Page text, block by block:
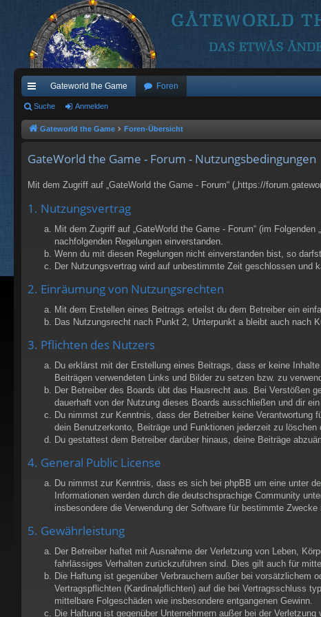
ch
ne
riff
Gateworld the Game Foren
Suche Anmelden
Gateworld the Game Foren-Übersicht
GateWorld the Game - Forum - Nutzungsbedingungen
Mit dem Zugriff auf „GateWorld the Game - Forum“ („https://
1. Nutzungsvertrag
Mit dem Zugriff auf „GateWorld the Game - Forum“ (im
nachfolgenden Regelungen einverstanden.
Wenn du mit diesen Regelungen nicht einverstanden bist, so
Der Nutzungsvertrag wird auf unbestimmte Zeit geschlossen und
2. Einräumung von Nutzungsrechten
Mit dem Erstellen eines Beitrags erteilst du dem Betreiber ein
Das Nutzungsrecht nach Punkt 2, Unterpunkt a bleibt auch nach
3. Pflichten des Nutzers
Du erklärst mit der Erstellung eines Beitrags, dass er keine
Beiträgen verwendeten Links und Bilder zu setzen bzw. zu
Der Betreiber des Boards übt das Hausrecht aus. Bei Verstößen
dauerhaft von der Nutzung dieses Boards ausschließen und dir
Du nimmst zur Kenntnis, dass der Betreiber keine
dein Benutzerkonto, Beiträge und Funktionen jederzeit zu löschen
Du gestattest dem Betreiber darüber hinaus, deine Beiträge
4. General Public License
Du nimmst zur Kenntnis, dass es sich bei phpBB um eine unter
Informationen werden durch die deutschsprachige Community
insbesondere die Verwendung der Software für bestimmte
5. Gewährleistung
Der Betreiber haftet mit Ausnahme der Verletzung von Leben,
fahrlässiges Verhalten zurückzuführen sind. Dies gilt auch für
Die Haftung ist gegenüber Verbrauchern außer bei vorsätzlichem
Vertragspflichten (Kardinalpflichten) auf die bei Vertragsschluss
mittelbare Folgeschäden wie insbesondere entgangenen Gewinn.
Die Haftung ist gegenüber Unternehmern außer bei der